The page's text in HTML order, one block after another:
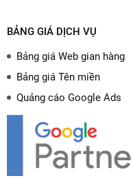
BẢNG GIÁ DỊCH VỤ
Bảng giá Web gian hàng
Bảng giá Tên miền
Quảng cáo Google Ads